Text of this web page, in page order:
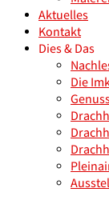
Aktuelles
Kontakt
Dies & Das
Die